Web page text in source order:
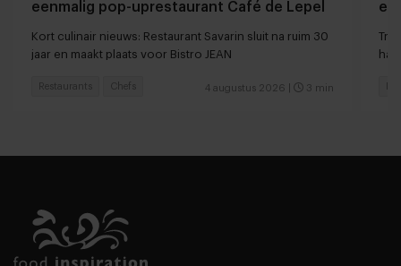
eenmalig pop-uprestaurant Café de Lepel
Kort culinair nieuws: Restaurant Savarin sluit na ruim 30
jaar en maakt plaats voor Bistro JEAN
4 augustus 2026 3 min
Restaurants Chefs